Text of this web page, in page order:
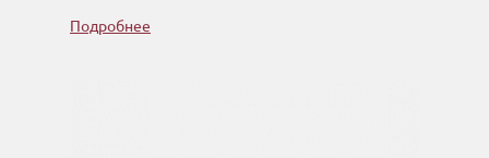
Подробнее